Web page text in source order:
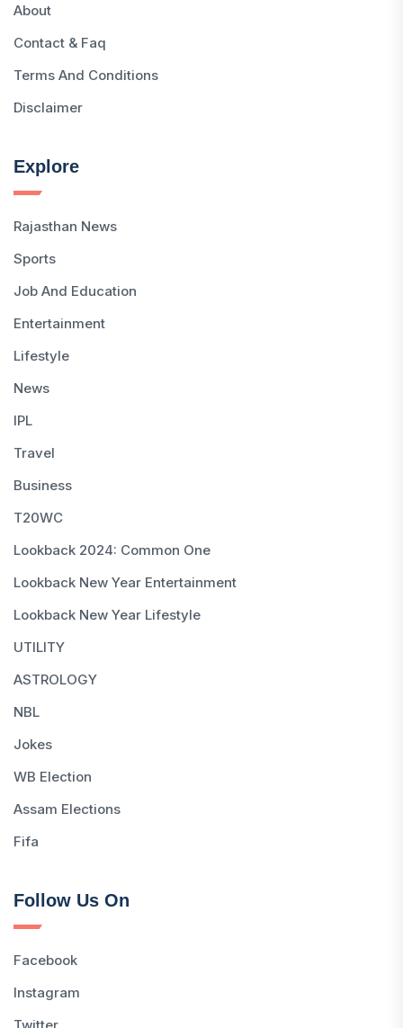
About
Contact & Faq
Terms And Conditions
Disclaimer
Explore
Rajasthan News
Sports
Job And Education
Entertainment
Lifestyle
News
IPL
Travel
Business
T20WC
Lookback 2024: Common One
Lookback New Year Entertainment
Lookback New Year Lifestyle
UTILITY
ASTROLOGY
NBL
Jokes
WB Election
Assam Elections
Fifa
Follow Us On
Facebook
Instagram